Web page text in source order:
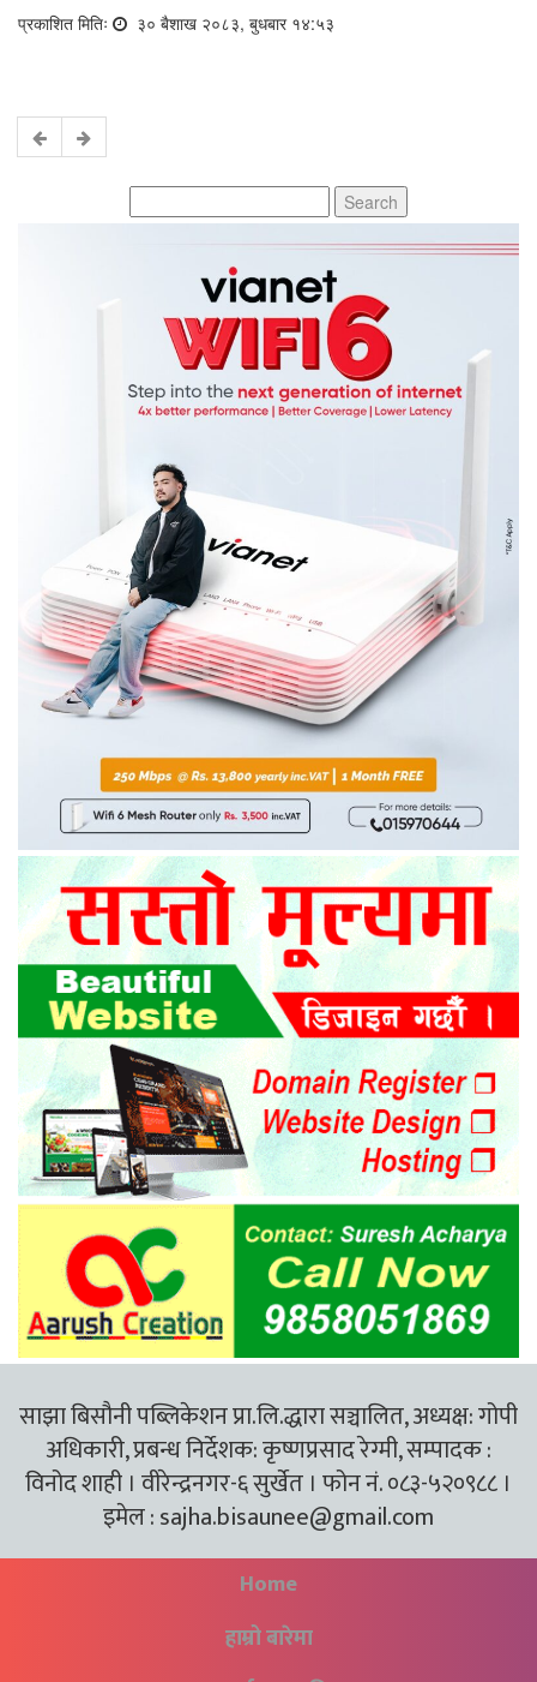
प्रकाशित मितिः ३० बैशाख २०८३, बुधबार १४:५३
for:
साझा बिसौनी पब्लिकेशन प्रा.लि.द्धारा सञ्चालित, अध्यक्ष: गोपी
अधिकारी, प्रबन्ध निर्देशक: कृष्णप्रसाद रेग्मी, सम्पादक :
विनोद शाही । वीरेन्द्रनगर-६ सुर्खेत । फोन नं. ०८३-५२०९८८ ।
इमेल :sajha.bisaunee@gmail.com
Home
हाम्रो बारेमा